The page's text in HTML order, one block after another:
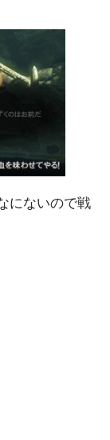
にないので戦